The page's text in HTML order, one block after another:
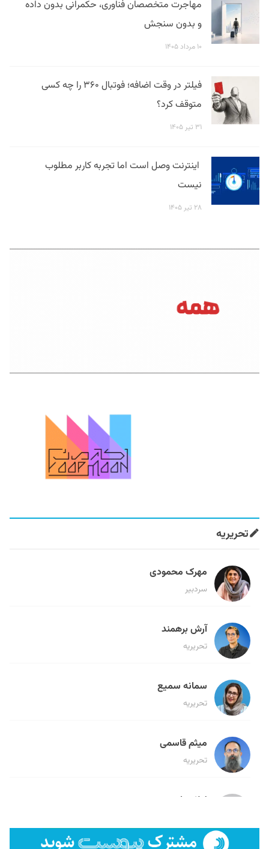
مهاجرت متخصصان فناوری، حکمرانی بدون داده
و بدون سنجش
۱۰ مرداد ۱۴۰۵
فیلتر در وقت اضافه؛ فوتبال ۳۶۰ را چه کسی
متوقف کرد؟
۳۱ تیر ۱۴۰۵
اینترنت وصل است اما تجربه کاربر مطلوب
نیست
۲۸ تیر ۱۴۰۵
تحریریه
مهرک محمودی
سردبیر
آرش برهمند
تحریریه
سمانه سمیع
تحریریه
میثم قاسمی
تحریریه
لیلا حنارود